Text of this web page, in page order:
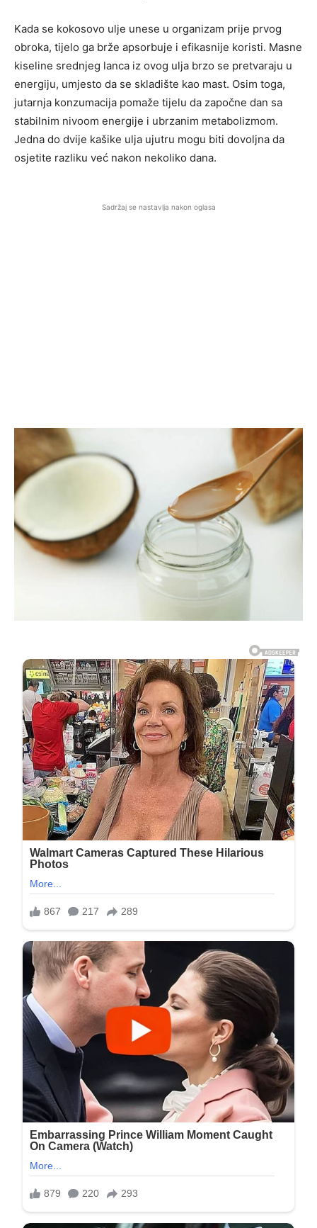
Kada se kokosovo ulje unese u organizam prije prvog
obroka, tijelo ga brže apsorbuje i efikasnije koristi. Masne
kiseline srednjeg lanca iz ovog ulja brzo se pretvaraju u
energiju, umjesto da se skladište kao mast. Osim toga,
jutarnja konzumacija pomaže tijelu da započne dan sa
stabilnim nivoom energije i ubrzanim metabolizmom.
Jedna do dvije kašike ulja ujutru mogu biti dovoljna da
osjetite razliku već nakon nekoliko dana.
Sadržaj se nastavlja nakon oglasa